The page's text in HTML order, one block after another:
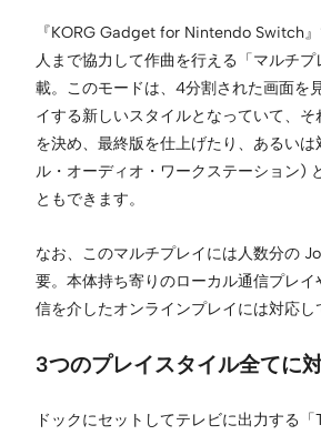
『KORG Gadget for Nintendo Switch
人まで協力して作曲を行える「マルチ
載。このモードは、4分割された画面を
イする新しいスタイルとなっていて、そ
を決め、最終版を仕上げたり、あるい
ル・オーディオ・ワークステーション)
ともできます。
なお、このマルチプレイには人数分の
要。本体持ち寄りのローカル通信プレイ
信を介したオンラインプレイには対応し
3つのプレイスタイル全てに
ドックにセットしてテレビに出力する